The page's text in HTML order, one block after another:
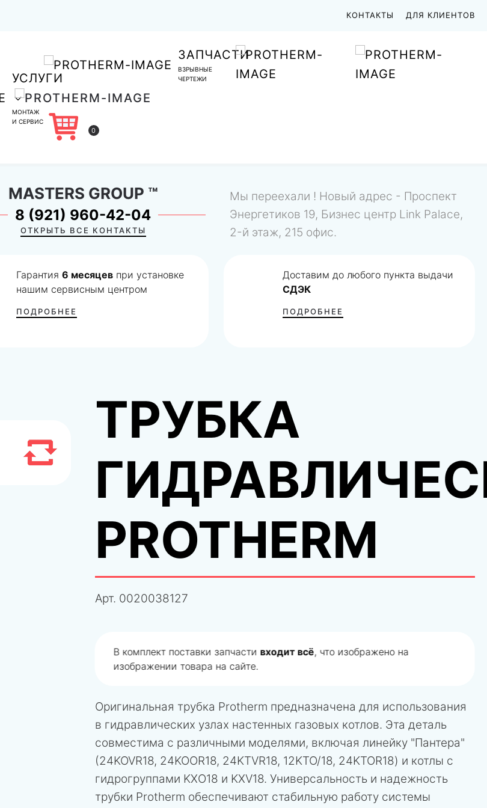
КОНТАКТЫ ДЛЯ КЛИЕНТОВ
УСЛУГИ
МОНТАЖ
И СЕРВИС
ЗАПЧАСТИ
ВЗРЫВНЫЕ
ЧЕРТЕЖИ
0
MASTERS GROUP ™
8 (921) 960-42-04
ОТКРЫТЬ ВСЕ КОНТАКТЫ
Мы переехали ! Новый адрес - Проспект
Энергетиков 19, Бизнес центр Link Palace,
2-й этаж, 215 офис.
Гарантия6 месяцев при установке
нашим сервисным центром
ПОДРОБНЕЕ
Доставим до любого пункта выдачи
СДЭК
ПОДРОБНЕЕ
ТРУБКА
PROTHERM
Арт. 0020038127
В комплект поставки запчасти входит всё, что изображено на
изображении товара на сайте.
Оригинальная трубка Protherm предназначена для использования
в гидравлических узлах настенных газовых котлов. Эта деталь
совместима с различными моделями, включая линейку "Пантера"
(24KOVR18, 24KOOR18, 24KTVR18, 12KTO/18, 24KTOR18) и котлы с
гидрогруппами KXO18 и KXV18. Универсальность и надежность
трубки Protherm обеспечивают стабильную работу системы